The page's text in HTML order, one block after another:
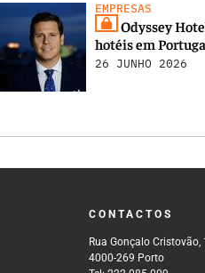
EMPRESAS
Odyssey
hotéis em
26 JUNHO 2026
CONTACTOS
Rua Gonçalo Cristovão,
4000-269 Porto